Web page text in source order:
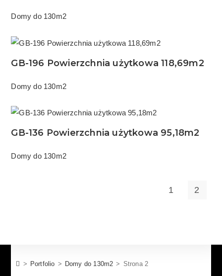
Domy do 130m2
GB-196 Powierzchnia użytkowa 118,69m2
Domy do 130m2
GB-136 Powierzchnia użytkowa 95,18m2
Domy do 130m2
1 2
> Portfolio > Domy do 130m2 > Strona 2